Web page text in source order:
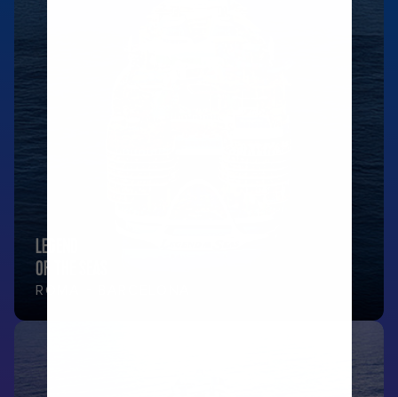
LEGEND
OF THE SEAS
ROMA - BARCELONA